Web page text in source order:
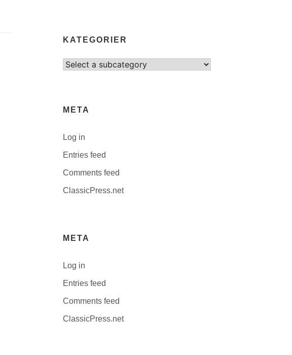
KATEGORIER
Select
META
Log in
Entries feed
Comments feed
ClassicPress.net
META
Log in
Entries feed
Comments feed
ClassicPress.net